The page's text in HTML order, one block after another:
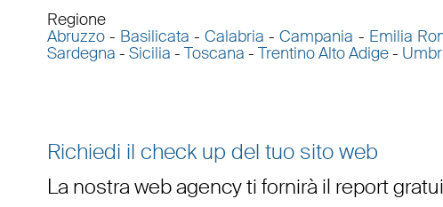
Regione
Abruzzo- Basilicata -Calabria -Campania - Emilia
Sardegna - Sicilia - Toscana - Trentino Alto Adige-
Richiedi il check up del tuo sito web
La nostra web agency ti fornirà il report